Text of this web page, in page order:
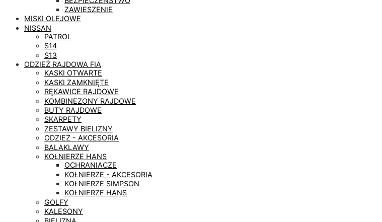
ZAWIESZENIE
MISKI OLEJOWE
NISSAN
PATROL
S14
S13
ODZIEŻ RAJDOWA FIA
KASKI OTWARTE
KASKI ZAMKNIĘTE
RĘKAWICE RAJDOWE
KOMBINEZONY RAJDOWE
BUTY RAJDOWE
SKARPETY
ZESTAWY BIELIZNY
ODZIEŻ - AKCESORIA
BALAKLAWY
KOŁNIERZE HANS
OCHRANIACZE
KOŁNIERZE - AKCESORIA
KOŁNIERZE SIMPSON
KOŁNIERZE HANS
GOLFY
KALESONY